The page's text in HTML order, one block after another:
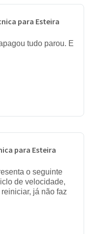
para Esteira
tudo parou. E
para Esteira
o seguinte
de velocidade,
já não faz